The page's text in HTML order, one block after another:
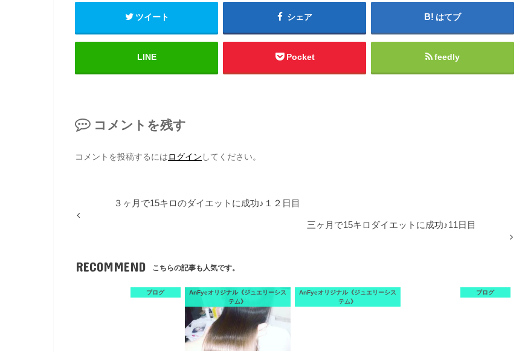
ツイート シェア はてブ
LINE Pocket feedly
コメントを残す
コメントを投稿するにはログイン してください。
３ヶ月で15キロのダイエットに成功♪１２日目
三ヶ月で15キロダイエットに成功♪11日目
RECOMMEND こちらの記事も人気です。
ブログ
AnFyeオリジナル《ジュエリーシス
テム》
AnFyeオリジナル《ジュエリーシス
テム》
ブログ